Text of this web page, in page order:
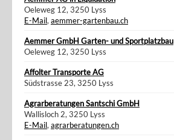
Oeleweg 12, 3250 Lyss
E-Mail,aemmer-gartenbau.ch
Aemmer GmbH Garten- und Sportplatzbau
Oeleweg 12, 3250 Lyss
Affolter Transporte AG
Südstrasse 23, 3250 Lyss
Agrarberatungen Santschi GmbH
Wallisloch 2, 3250 Lyss
E-Mail,agrarberatungen.ch